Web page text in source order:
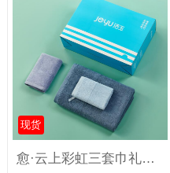
现货
愈·云上彩虹三套巾礼盒-B款（蓝调）DSJ-2302